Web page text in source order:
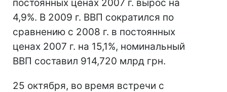
постоянных ценах 2007 г. вырос на
4,9%. В 2009 г. ВВП сократился по
сравнению с 2008 г. в постоянных
ценах 2007 г. на 15,1%, номинальный
ВВП составил 914,720 млрд грн.
25 октября, во время встречи с